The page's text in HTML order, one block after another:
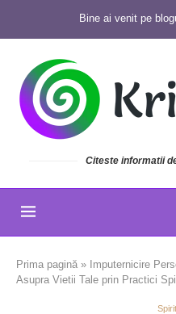
Bine ai venit pe
Citeste informatii
Prima pagină » Imputernicire
Asupra Vietii Tale prin Practici